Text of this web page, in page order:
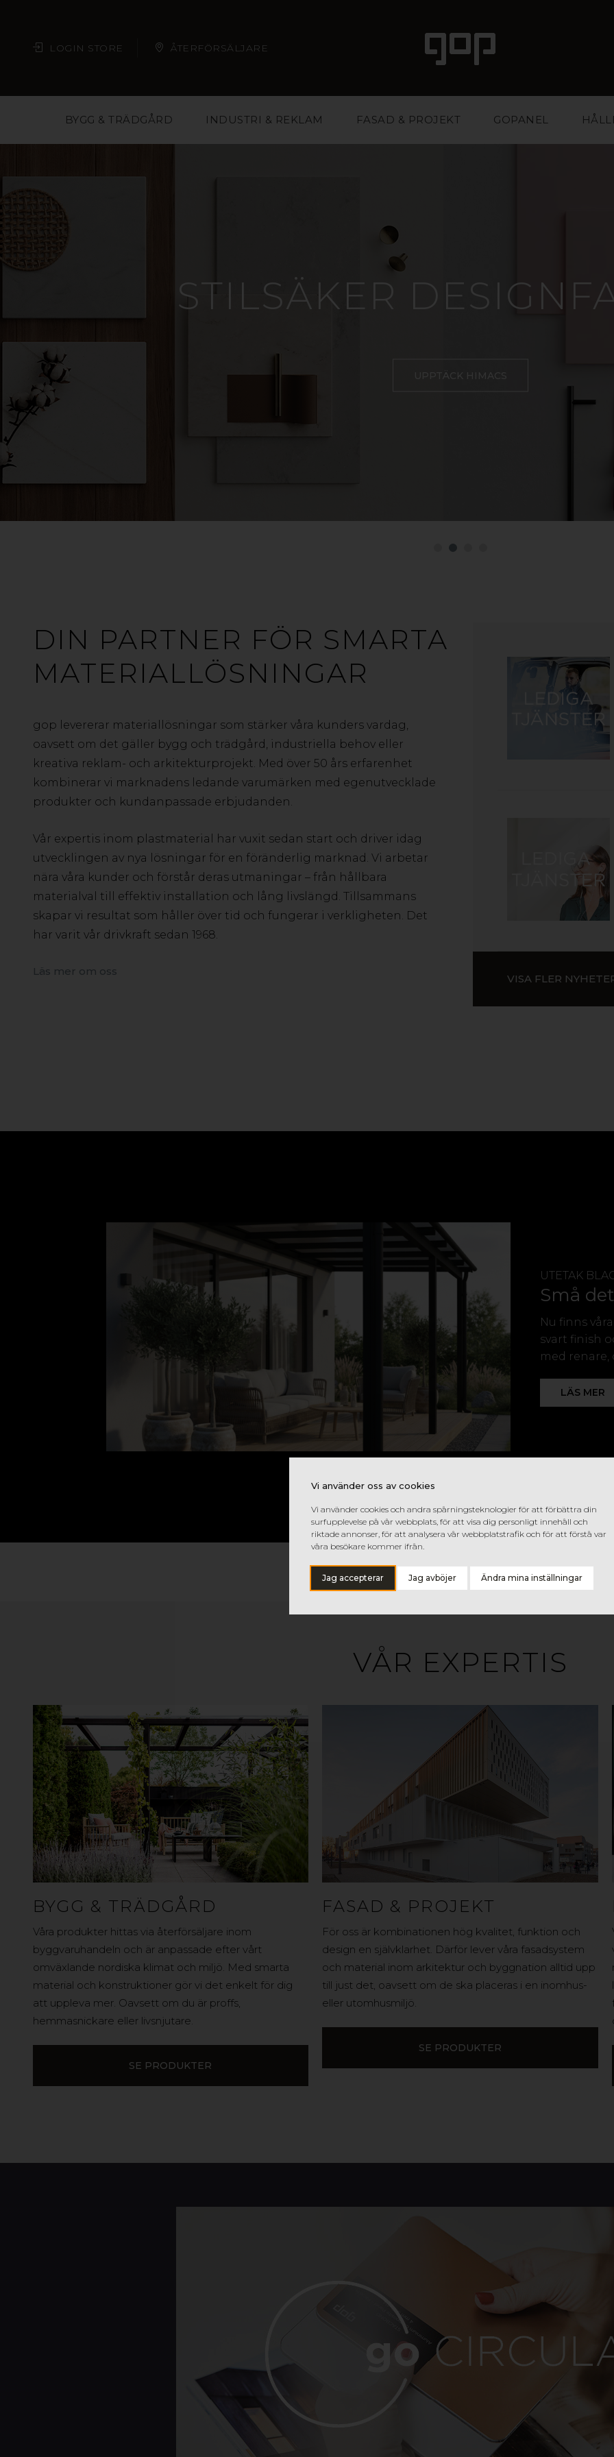
Vi använder oss av cookies
Vi använder cookies och andra spårningsteknologier för att förbättra din
surfupplevelse på vår webbplats, för att visa dig personligt innehåll och
riktade annonser, för att analysera vår webbplatstrafik och för att förstå var
våra besökare kommer ifrån.
Jag accepterar Jag avböjer Ändra mina inställningar
LOGIN STORE ÅTERFÖRSÄLJARE
BYGG & TRÄDGÅRD INDUSTRI & REKLAM FASAD & PROJEKT GOPANEL
STILSÄKER
DIN PARTNER FÖR SMARTA
MATERIALLÖSNINGAR
gop levererar materiallösningar som stärker våra kunders vardag,
oavsett om det gäller bygg och trädgård, industriella behov eller
kreativa reklam- och arkitekturprojekt. Med över 50 års erfarenhet
kombinerar vi marknadens ledande varumärken med egenutvecklade
produkter och kundanpassade erbjudanden.
Vår expertis inom plastmaterial har vuxit sedan start och driver idag
utvecklingen av nya lösningar för en föränderlig marknad. Vi arbetar
nära våra kunder och förstår deras utmaningar – från hållbara
materialval till effektiv installation och lång livslängd. Tillsammans
skapar vi resultat som håller över tid och fungerar i verkligheten. Det
har varit vår drivkraft sedan 1968.
Läs mer om oss
VISA FLER
Material:
Polypropylen (PP)
UTETAK
Små
Nu finns
svart finish
med
LÄS MER
VÅR EXPERTIS
BYGG & TRÄDGÅRD
Våra produkter hittas via återförsäljare inom
byggvaruhandeln och är anpassade efter vårt
omväxlande nordiska klimat och miljö. Med smarta
material och konstruktioner gör vi det enkelt för dig
att uppleva mer. Oavsett om du är proffs,
hemmasnickare eller livsnjutare.
SE PRODUKTER
FASAD & PROJEKT
För oss är kombinationen hög kvalitet, funktion och
design en självklarhet. Därför lever våra fasadsystem
och material inom arkitektur och byggnation alltid upp
till just det, oavsett om de ska placeras i en inomhus-
eller utomhusmiljö.
SE PRODUKTER